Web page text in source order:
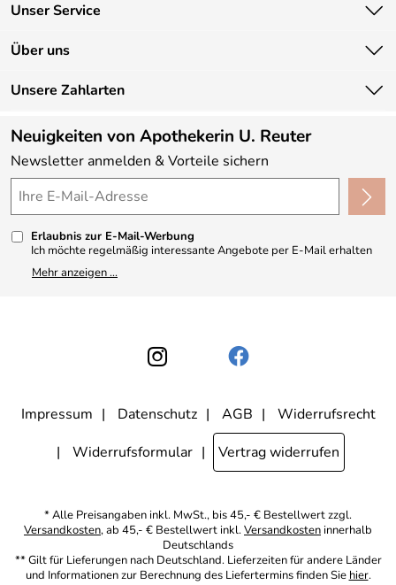
Unser Service
Kontakt
Lieferbedingungen
Kundenlogin
Über uns
Unsere Bestseller
Neu
Angebote
Made in Germany
4,9/5*****
Unsere Zahlarten
Neuigkeiten von Apothekerin U. Reuter
Newsletter anmelden & Vorteile sichern
Erlaubnis zur E-Mail-Werbung
Ich möchte regelmäßig interessante Angebote per E-Mail erhalten
und ausserdem nach Erhalt meiner Bestellung an die Möglichkeit zur
Abgabe einer Produktbewertung erinnert werden. Meine
werden. Dabei ist nicht erkennbar, welche konkrete Person geklickt
hat. Diese Einwilligung zur Nutzung meiner E-Mail- Adresse für
Werbezwecke kann ich jederzeit mit Wirkung für die Zukunft
Mitgliederbereich deaktiviere. Die Datenschutzerklärunghabe ich
zur Kenntnis genommen.
Mehr anzeigen ...
Impressum Datenschutz AGB
Widerrufsrecht
Widerrufsformular
Vertrag widerrufen
* Alle Preisangaben inkl. MwSt., bis 45,- € Bestellwert zzgl.
Versandkosten, ab 45,- € Bestellwert inkl.Versandkosten innerhalb
Deutschlands
** Gilt für Lieferungen nach Deutschland. Lieferzeiten für andere Länder
und Informationen zur Berechnung des Liefertermins finden Sie hier.